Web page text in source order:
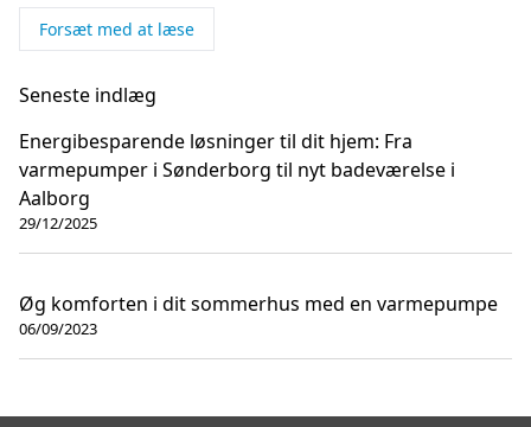
Forsæt med at læse
Seneste indlæg
Energibesparende løsninger til dit hjem: Fra
varmepumper i Sønderborg til nyt badeværelse i
Aalborg
29/12/2025
Øg komforten i dit sommerhus med en varmepumpe
06/09/2023